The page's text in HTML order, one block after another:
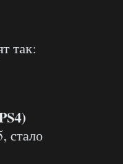
так:
стало